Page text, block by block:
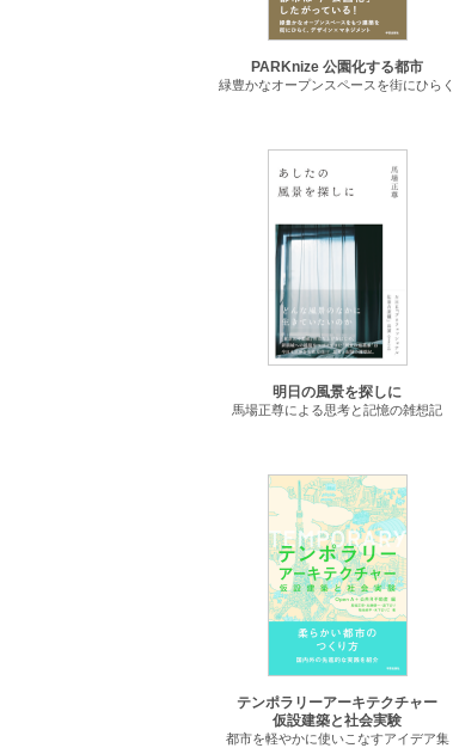
PARKnize 公園化する都市
緑豊かなオープンスペースを街にひらく
明日の風景を探しに
馬場正尊による思考と記憶の雑想記
テンポラリーアーキテクチャー
仮設建築と社会実験
都市を軽やかに使いこなすアイデア集